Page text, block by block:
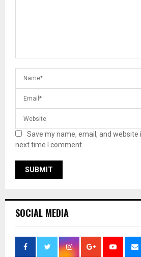
Save my name, email, and
next time I comment.
SOCIAL MEDIA